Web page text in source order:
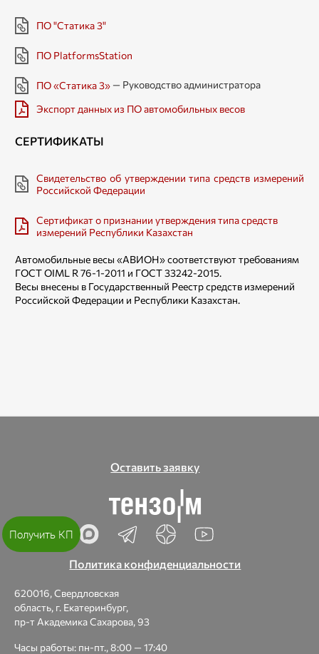
ПО "Статика 3"
ПО PlatformsStation
ПО «Статика 3» — Руководство администратора
Экспорт данных из ПО автомобильных весов
СЕРТИФИКАТЫ
Свидетельство об утверждении типа средств измерений
Российской Федерации
Сертификат о признании утверждения типа средств
измерений Республики Казахстан
Автомобильные весы «АВИОН» соответствуют требованиям
ГОСТ OIML R 76-1-2011 и ГОСТ 33242-2015.
Весы внесены в Государственный Реестр средств измерений
Российской Федерации и Республики Казахстан.
Оставить заявку
Политика конфиденциальности
620016, Свердловская
область, г. Екатеринбург,
пр-т Академика Сахарова, 93
Часы работы: пн-пт., 8:00 — 17:40
Получить КП